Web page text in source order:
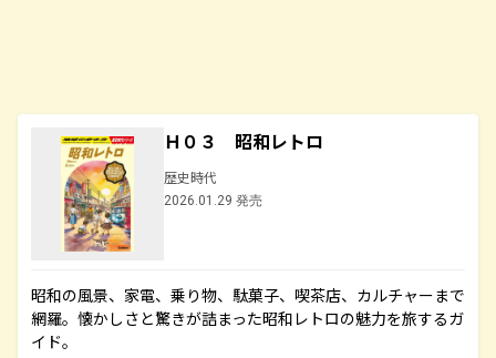
Ｈ０３ 昭和レトロ
歴史時代
2026.01.29 発売
昭和の風景、家電、乗り物、駄菓子、喫茶店、カルチャーまで
網羅。懐かしさと驚きが詰まった昭和レトロの魅力を旅するガ
イド。